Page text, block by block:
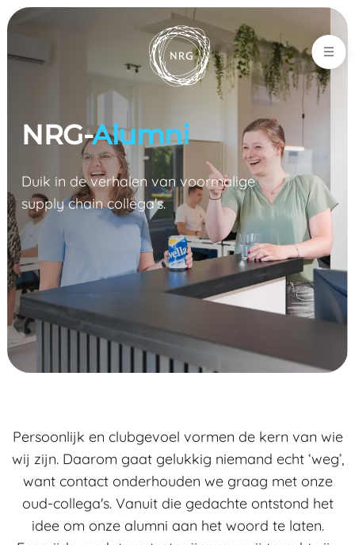
NRG-Alumni
Duik in de verhalen van voormalige
supply chain collega's.
Persoonlijk en clubgevoel vormen de kern van wie
wij zijn. Daarom gaat gelukkig niemand echt ‘weg’,
want contact onderhouden we graag met onze
oud-collega's. Vanuit die gedachte ontstond het
idee om onze alumni aan het woord te laten.